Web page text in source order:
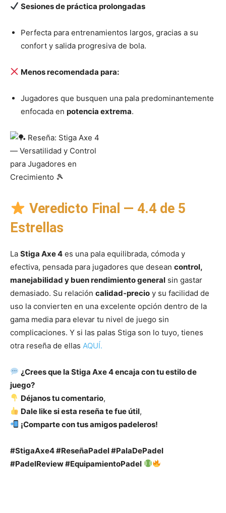
Sesiones de práctica prolongadas
Perfecta para entrenamientos largos, gracias a su
confort y salida progresiva de bola.
Menos recomendada para:
Jugadores que busquen una pala predominantemente
enfocada en potencia extrema.
Veredicto Final — 4.4 de 5
Estrellas
La Stiga Axe 4 es una pala equilibrada, cómoda y
efectiva, pensada para jugadores que desean control,
manejabilidad y buen rendimiento general sin gastar
demasiado. Su relación calidad‑precio y su facilidad de
uso la convierten en una excelente opción dentro de la
gama media para elevar tu nivel de juego sin
complicaciones. Y si las palas Stiga son lo tuyo, tienes
otra reseña de ellas AQUÍ.
¿Crees que la Stiga Axe 4 encaja con tu estilo de
juego?
Déjanos tu comentario,
Dale like si esta reseña te fue útil,
¡Comparte con tus amigos padeleros!
#StigaAxe4 #ReseñaPadel #PalaDePadel
#PadelReview #EquipamientoPadel